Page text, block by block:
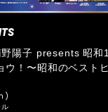
陽子 presents 昭和
ウ！〜昭和のベスト